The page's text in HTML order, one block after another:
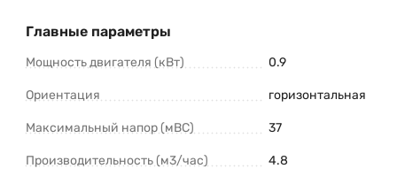
Главные параметры
Мощность двигателя (кВт) 0.9
Ориентация горизонтальная
Максимальный напор (мВС) 37
Производительность (м3/час) 4.8